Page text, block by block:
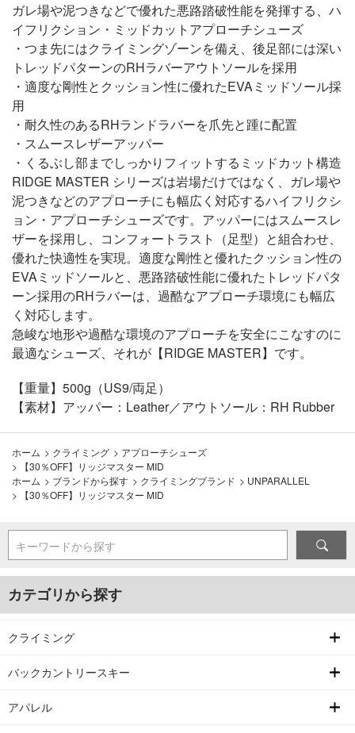
ガレ場や泥つきなどで優れた悪路踏破性能を発揮する、ハ
イフリクション・ミッドカットアプローチシューズ
・つま先にはクライミングゾーンを備え、後足部には深い
トレッドパターンのRHラバーアウトソールを採用
・適度な剛性とクッション性に優れたEVAミッドソール採
用
・耐久性のあるRHランドラバーを爪先と踵に配置
・スムースレザーアッパー
・くるぶし部までしっかりフィットするミッドカット構造
RIDGE MASTER シリーズは岩場だけではなく、ガレ場や
泥つきなどのアプローチにも幅広く対応するハイフリクシ
ョン・アプローチシューズです。アッパーにはスムースレ
ザーを採用し、コンフォートラスト（足型）と組合わせ、
優れた快適性を実現。適度な剛性と優れたクッション性の
EVAミッドソールと、悪路踏破性能に優れたトレッドパタ
ーン採用のRHラバーは、過酷なアプローチ環境にも幅広
く対応します。
急峻な地形や過酷な環境のアプローチを安全にこなすのに
最適なシューズ、それが【RIDGE MASTER】です。
【重量】500g（US9/両足）
【素材】アッパー：Leather／アウトソール：RH Rubber
ホーム > クライミング > アプローチシューズ
>
【30％OFF】リッジマスター MID
ホーム > ブランドから探す > クライミングブランド > UNPARALLEL
>
【30％OFF】リッジマスター MID
キーワードから探す
カテゴリから探す
クライミング
バックカントリースキー
アパレル